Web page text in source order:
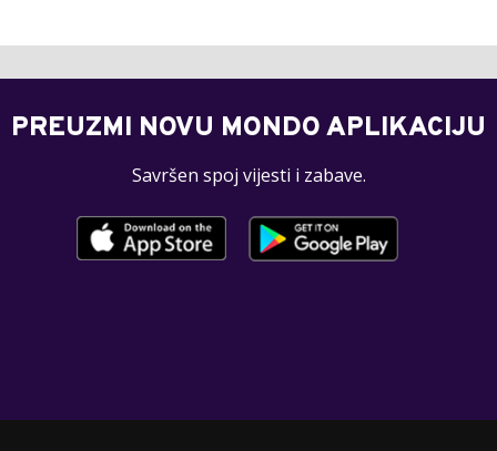
PREUZMI NOVU MONDO APLIKACIJU
Savršen spoj vijesti i zabave.